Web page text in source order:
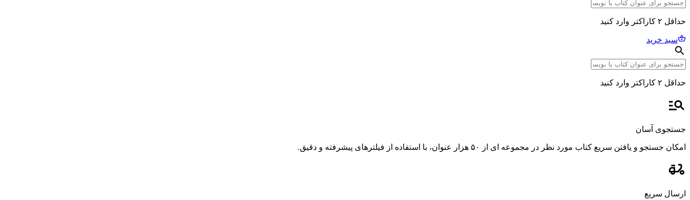
حداقل ۲ کاراکتر وارد کنید
سبد خرید
حداقل ۲ کاراکتر وارد کنید
جستجوی آسان
امکان جستجو و یافتن سریع کتاب مورد نظر در مجموعه ای از ۵۰ هزار عنوان، با استفاده از فیلترهای پیشرفته و دقیق.
ارسال سریع